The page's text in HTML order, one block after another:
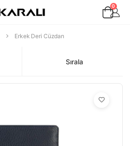
0
Erkek Deri Cüzdan
Sırala